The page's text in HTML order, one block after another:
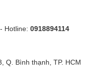
Hotline: 0918894114
Q. Bình thạnh, TP. HCM